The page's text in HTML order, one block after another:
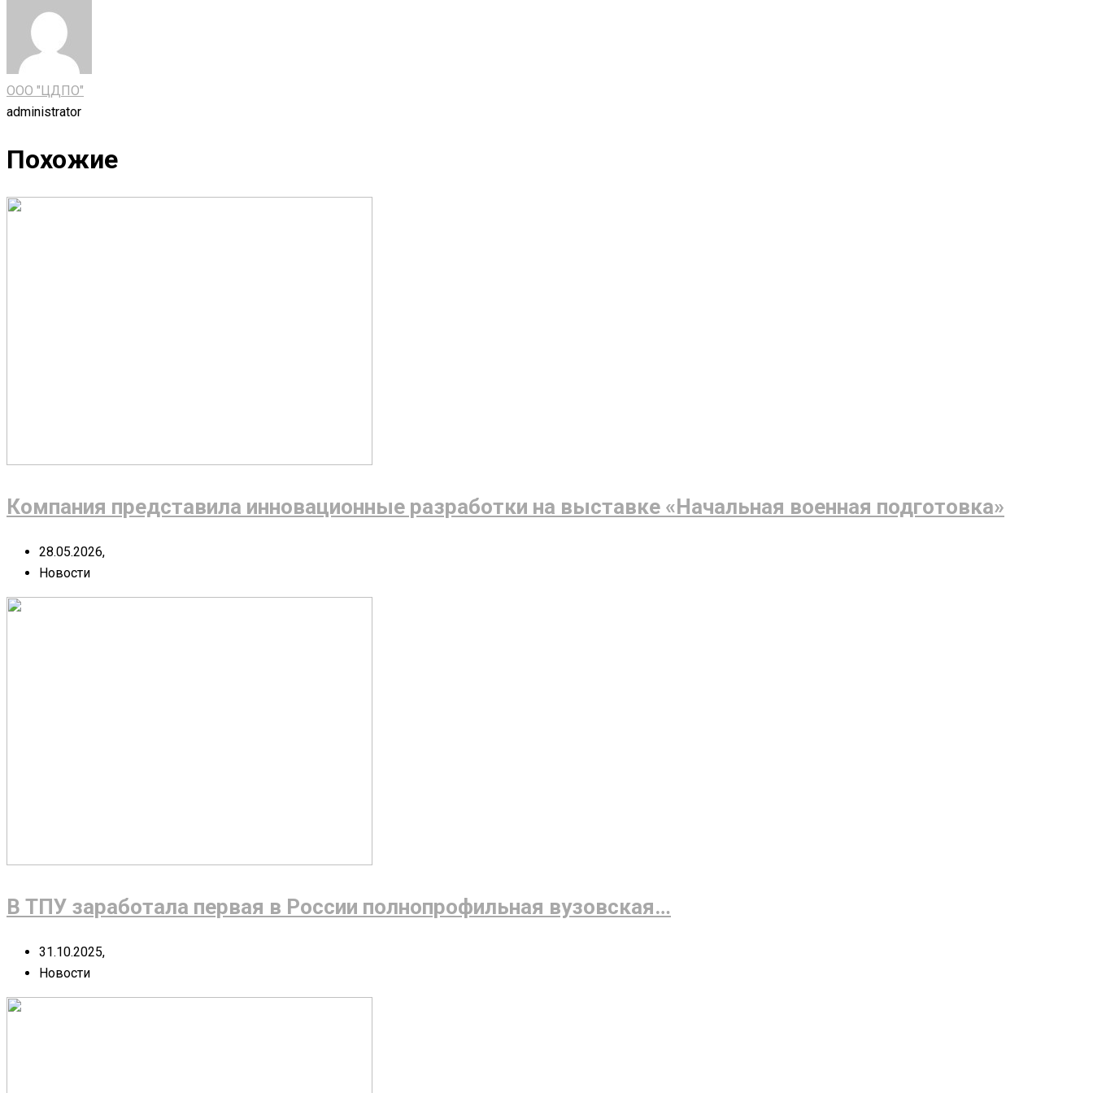
ООО "ЦДПО"
administrator
Похожие
Компания представила инновационные разработки на выставке «Начальная военная подготовка»
28.05.2026,
Новости
В ТПУ заработала первая в России полнопрофильная вузовская…
31.10.2025,
Новости